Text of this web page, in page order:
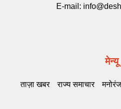
E-mail:
मेन्यू
ताज़ा खबर राज्य समाचार